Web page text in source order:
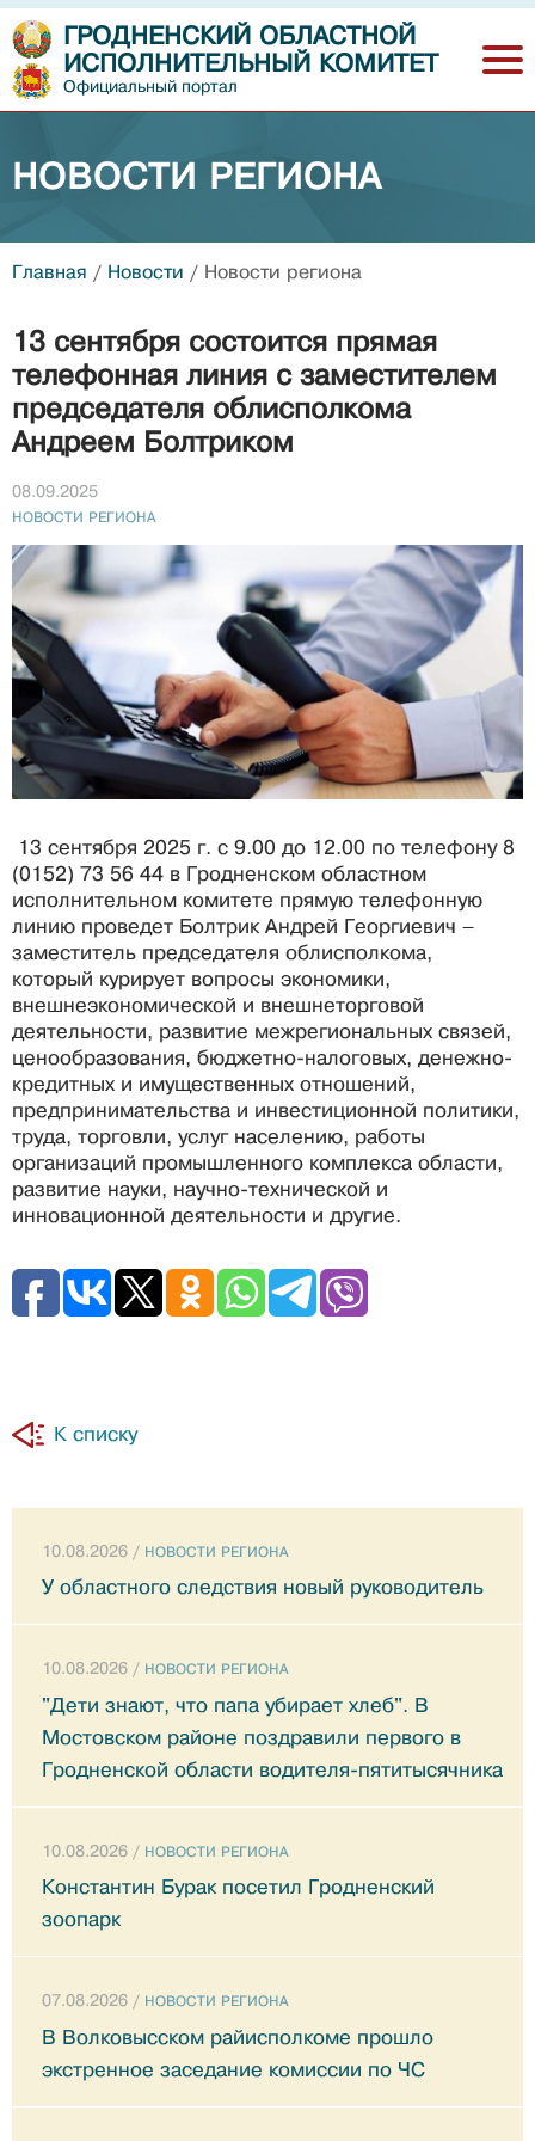
ГРОДНЕНСКИЙ ОБЛАСТНОЙ
ИСПОЛНИТЕЛЬНЫЙ КОМИТЕТ
Официальный портал
НОВОСТИ РЕГИОНА
Главная / Новости / Новости региона
13 сентября состоится прямая
телефонная линия с заместителем
председателя облисполкома
Андреем Болтриком
08.09.2025
НОВОСТИ РЕГИОНА
13 сентября 2025 г. с 9.00 до 12.00 по телефону 8
(0152) 73 56 44 в Гродненском областном
исполнительном комитете прямую телефонную
линию проведет Болтрик Андрей Георгиевич –
заместитель председателя облисполкома,
который курирует вопросы экономики,
внешнеэкономической и внешнеторговой
деятельности, развитие межрегиональных связей,
ценообразования, бюджетно-налоговых, денежно-
кредитных и имущественных отношений,
предпринимательства и инвестиционной политики,
труда, торговли, услуг населению, работы
организаций промышленного комплекса области,
развитие науки, научно-технической и
инновационной деятельности и другие.
К списку
10.08.2026 / НОВОСТИ РЕГИОНА
У областного следствия новый руководитель
10.08.2026 / НОВОСТИ РЕГИОНА
"Дети знают, что папа убирает хлеб". В
Мостовском районе поздравили первого в
Гродненской области водителя-пятитысячника
10.08.2026 / НОВОСТИ РЕГИОНА
Константин Бурак посетил Гродненский
зоопарк
07.08.2026 / НОВОСТИ РЕГИОНА
В Волковысском райисполкоме прошло
экстренное заседание комиссии по ЧС